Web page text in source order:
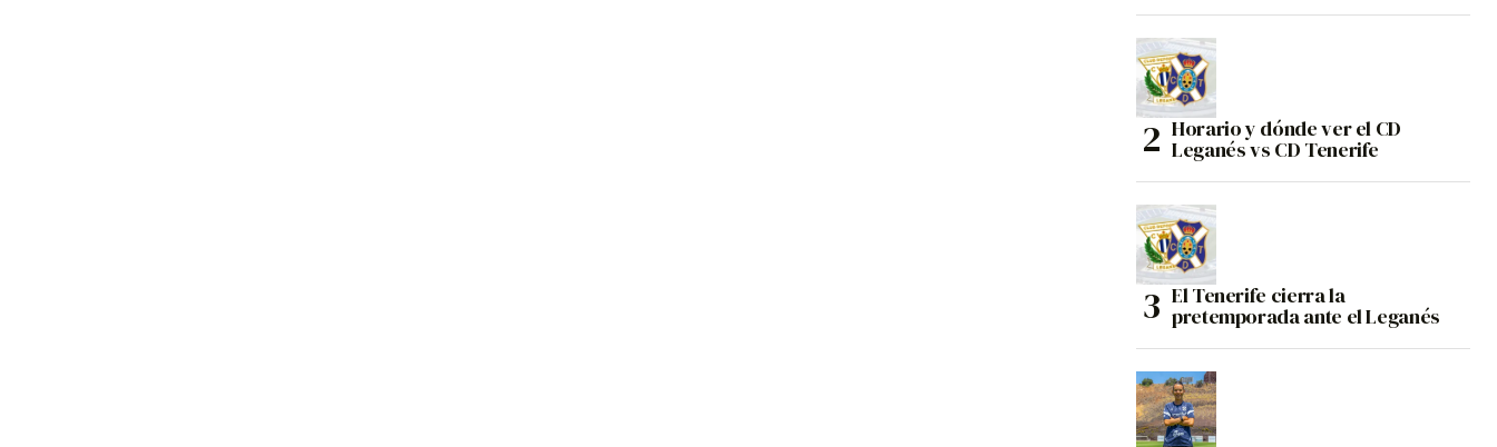
Horario y dónde ver el CD
Leganés vs CD Tenerife
El Tenerife cierra la
pretemporada ante el Leganés